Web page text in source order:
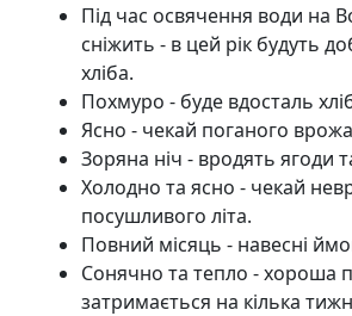
Під час освячення води на
сніжить - в цей рік будуть
хліба.
Похмуро - буде вдосталь
Ясно - чекай поганого
Зоряна ніч - вродять ягоди
Холодно та ясно - чекай
посушливого літа.
Повний місяць - навесні
Сонячно та тепло - хороша
затримається на кілька